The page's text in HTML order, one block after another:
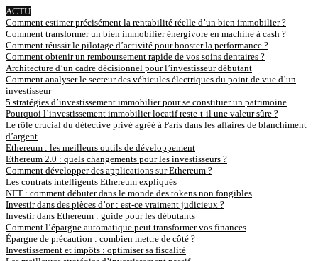
ACTU
Comment estimer précisément la rentabilité réelle d’un bien immobilier ?
Comment transformer un bien immobilier énergivore en machine à cash ?
Comment réussir le pilotage d’activité pour booster la performance ?
Comment obtenir un remboursement rapide de vos soins dentaires ?
Architecture d’un cadre décisionnel pour l’investisseur débutant
Comment analyser le secteur des véhicules électriques du point de vue d’un
investisseur
5 stratégies d’investissement immobilier pour se constituer un patrimoine
Pourquoi l’investissement immobilier locatif reste-t-il une valeur sûre ?
Le rôle crucial du détective privé agréé à Paris dans les affaires de blanchiment
d’argent
Ethereum : les meilleurs outils de développement
Ethereum 2.0 : quels changements pour les investisseurs ?
Comment développer des applications sur Ethereum ?
Les contrats intelligents Ethereum expliqués
NFT : comment débuter dans le monde des tokens non fongibles
Investir dans des pièces d’or : est-ce vraiment judicieux ?
Investir dans Ethereum : guide pour les débutants
Comment l’épargne automatique peut transformer vos finances
Épargne de précaution : combien mettre de côté ?
Investissement et impôts : optimiser sa fiscalité